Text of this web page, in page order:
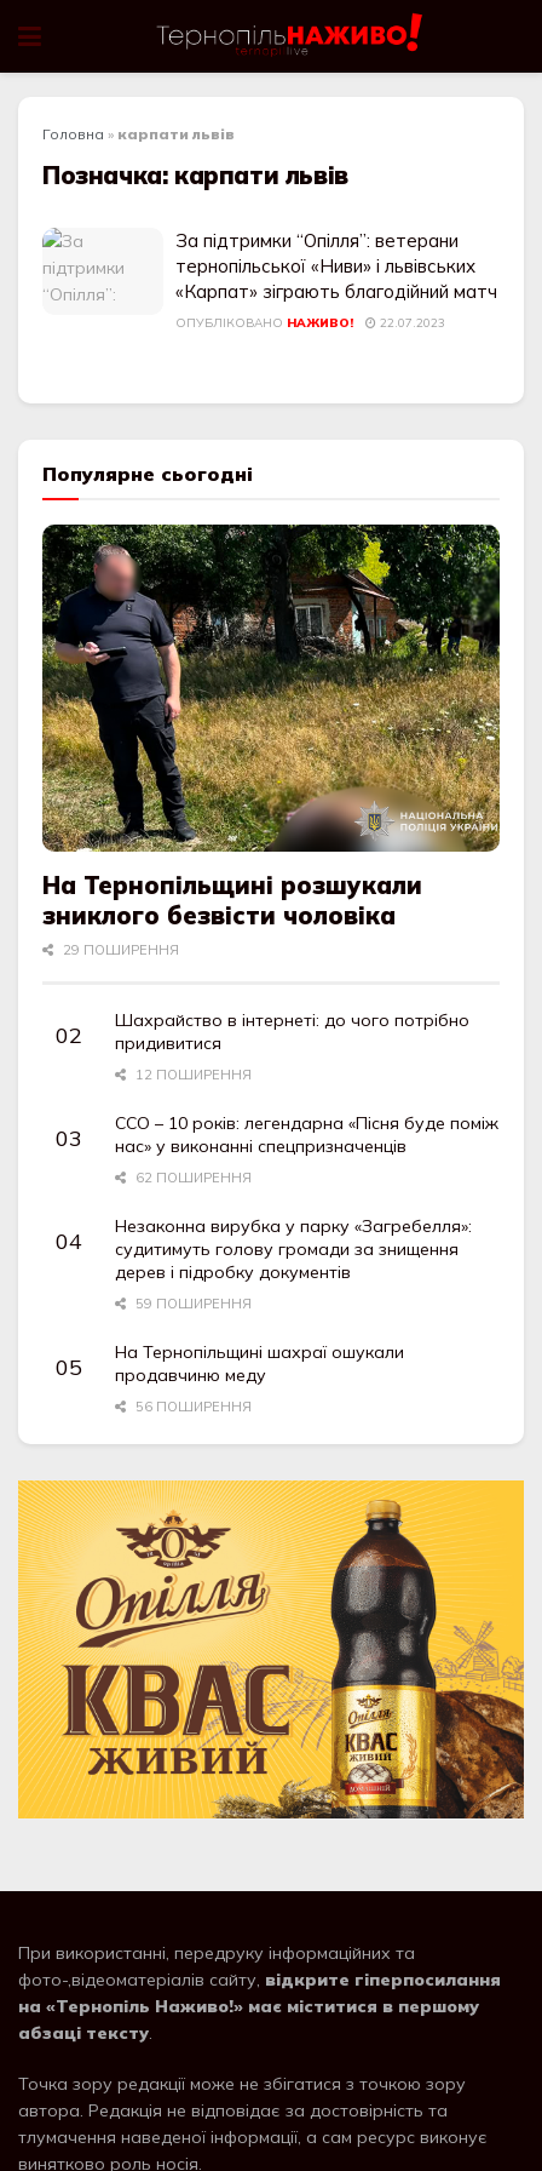
Головна » карпати львів
Позначка: карпати львів
За підтримки “Опілля”: ветерани
тернопільської «Ниви» і львівських
«Карпат» зіграють благодійний матч
ОПУБЛІКОВАНО НАЖИВО! 22.07.2023
Популярне сьогодні
На Тернопільщині розшукали
зниклого безвісти чоловіка
29 ПОШИРЕННЯ
Шахрайство в інтернеті: до чого потрібно
придивитися
12 ПОШИРЕННЯ
ССО – 10 років: легендарна «Пісня буде поміж
нас» у виконанні спецпризначенців
62 ПОШИРЕННЯ
Незаконна вирубка у парку «Загребелля»:
судитимуть голову громади за знищення
дерев і підробку документів
59 ПОШИРЕННЯ
На Тернопільщині шахраї ошукали
продавчиню меду
56 ПОШИРЕННЯ
При використанні, передруку інформаційних та
фото-,відеоматеріалів сайту, відкрите гіперпосилання
на «Тернопіль Наживо!» має міститися в першому
абзаці тексту.
Точка зору редакції може не збігатися з точкою зору
автора. Редакція не відповідає за достовірність та
тлумачення наведеної інформації, а сам ресурс виконує
винятково роль носія.